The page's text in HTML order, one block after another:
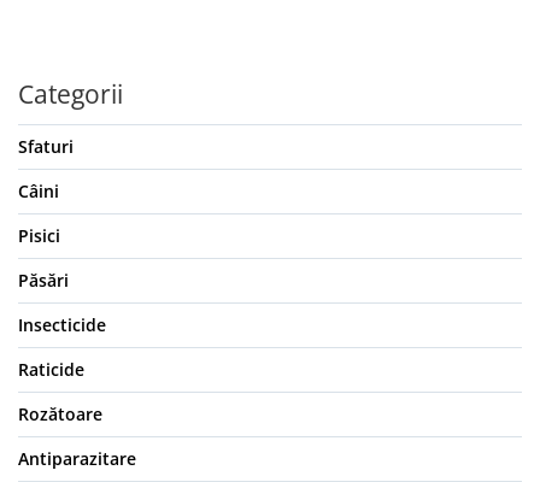
Categorii
Sfaturi
Câini
Pisici
Păsări
Insecticide
Raticide
Rozătoare
Antiparazitare